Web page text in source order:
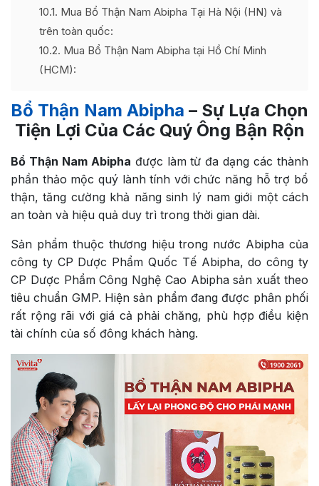
10.1 Mua Bổ Thận Nam Abipha Tại Hà Nội (HN) và
trên toàn quốc:
10.2 Mua Bổ Thận Nam Abipha tại Hồ Chí Minh
(HCM):
Bổ Thận Nam Abipha – Sự Lựa Chọn
Tiện Lợi Của Các Quý Ông Bận Rộn
Bổ Thận Nam Abipha được làm từ đa dạng các thành
phần thảo mộc quý lành tính với chức năng hỗ trợ bổ
thận, tăng cường khả năng sinh lý nam giới một cách
an toàn và hiệu quả duy trì trong thời gian dài.
Sản phẩm thuộc thương hiệu trong nước Abipha của
công ty CP Dược Phẩm Quốc Tế Abipha, do công ty
CP Dược Phẩm Công Nghệ Cao Abipha sản xuất theo
tiêu chuẩn GMP. Hiện sản phẩm đang được phân phối
rất rộng rãi với giá cả phải chăng, phù hợp điều kiện
tài chính của số đông khách hàng.